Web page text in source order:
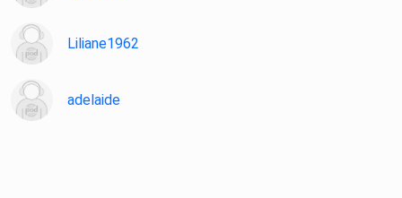
Liliane1962
adelaide